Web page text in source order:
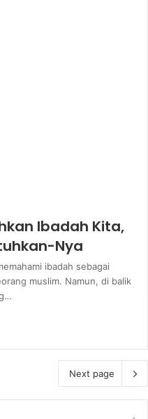
Ibadah Kita,
Nya
ibadah sebagai
muslim. Namun, di balik
Next page